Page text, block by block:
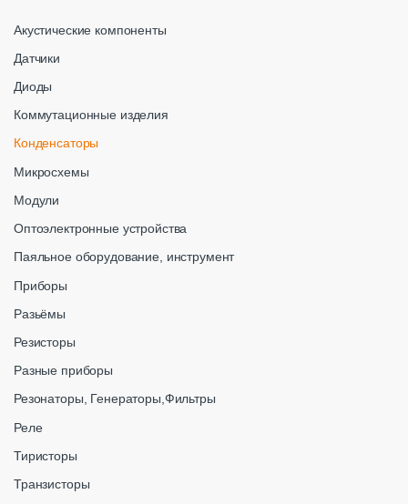
Акустические компоненты
Датчики
Диоды
Коммутационные изделия
Конденсаторы
Микросхемы
Модули
Оптоэлектронные устройства
Паяльное оборудование, инструмент
Приборы
Разьёмы
Резисторы
Разные приборы
Резонаторы, Генераторы,Фильтры
Реле
Тиристоры
Транзисторы